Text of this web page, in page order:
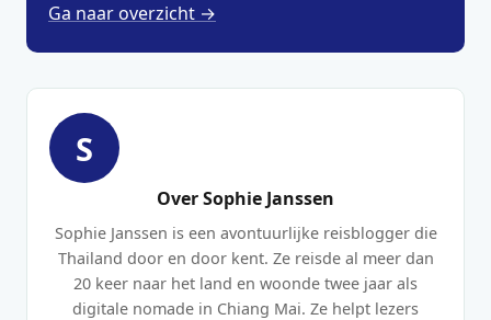
Ga naar overzicht →
S
Over Sophie Janssen
Sophie Janssen is een avontuurlijke reisblogger die
Thailand door en door kent. Ze reisde al meer dan
20 keer naar het land en woonde twee jaar als
digitale nomade in Chiang Mai. Ze helpt lezers